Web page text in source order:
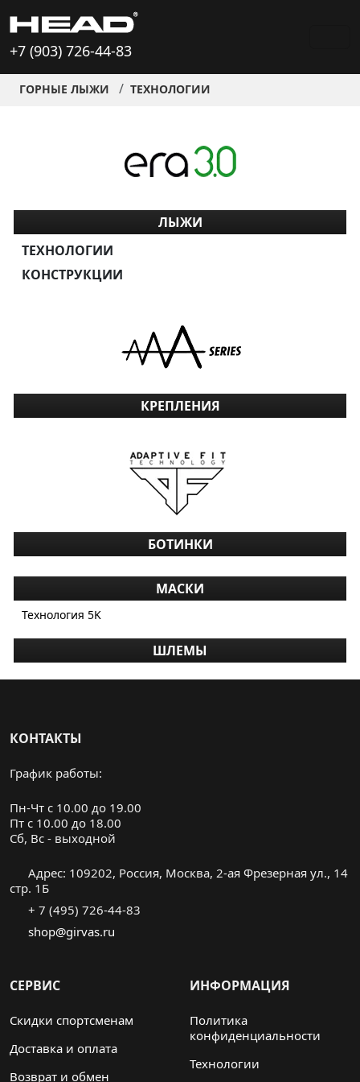
+7 (903) 726-44-83
ГОРНЫЕ ЛЫЖИ ТЕХНОЛОГИИ
ЛЫЖИ
ТЕХНОЛОГИИ
КОНСТРУКЦИИ
КРЕПЛЕНИЯ
БОТИНКИ
МАСКИ
Технология 5K
ШЛЕМЫ
КОНТАКТЫ
График работы:
Пн-Чт с 10.00 до 19.00
Пт с 10.00 до 18.00
Cб, Вс - выходной
Адрес: 109202, Россия, Москва, 2-ая Фрезерная ул., 14
стр. 1Б
+ 7 (495) 726-44-83
shop@girvas.ru
СЕРВИС
Скидки спортсменам
Доставка и оплата
Возврат и обмен
ИНФОРМАЦИЯ
Политика
конфиденциальности
Технологии